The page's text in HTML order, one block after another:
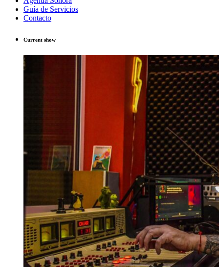
Guía de Servicios
Contacto
Current show